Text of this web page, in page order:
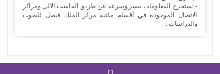
- تستخرج المعلومات بيسر وسرعة عن طريق الحاسب الآلي ومراكز
الاتصال الموجودة في أقسام مكتبة مركز الملك فيصل للبحوث
والدراسات...